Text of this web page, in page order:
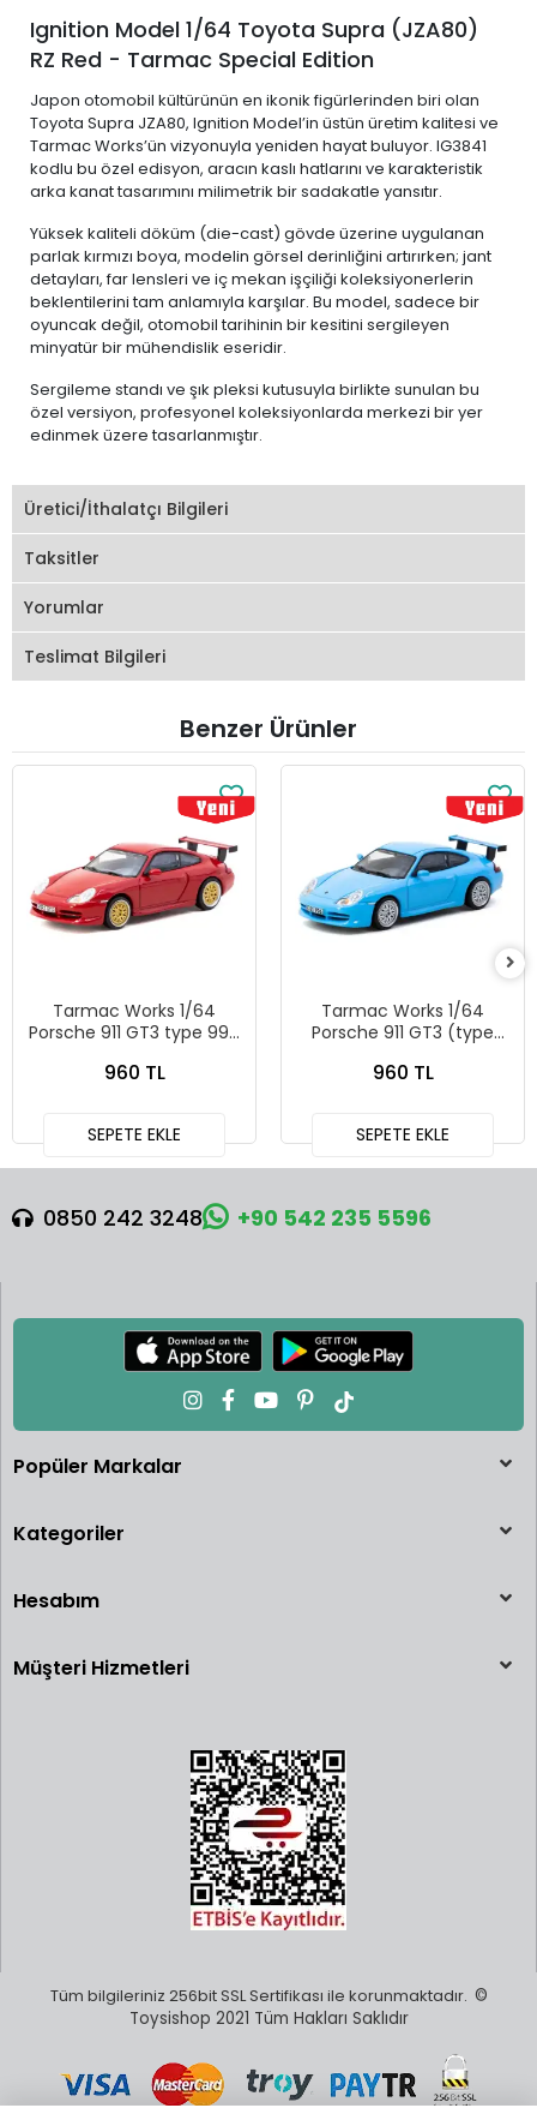
Ignition Model 1/64 Toyota Supra (JZA80)
RZ Red - Tarmac Special Edition
Japon otomobil kültürünün en ikonik figürlerinden biri olan
Toyota Supra JZA80, Ignition Model’in üstün üretim kalitesi ve
Tarmac Works’ün vizyonuyla yeniden hayat buluyor. IG3841
kodlu bu özel edisyon, aracın kaslı hatlarını ve karakteristik
arka kanat tasarımını milimetrik bir sadakatle yansıtır.
Yüksek kaliteli döküm (die-cast) gövde üzerine uygulanan
parlak kırmızı boya, modelin görsel derinliğini artırırken; jant
detayları, far lensleri ve iç mekan işçiliği koleksiyonerlerin
beklentilerini tam anlamıyla karşılar. Bu model, sadece bir
oyuncak değil, otomobil tarihinin bir kesitini sergileyen
minyatür bir mühendislik eseridir.
Sergileme standı ve şık pleksi kutusuyla birlikte sunulan bu
özel versiyon, profesyonel koleksiyonlarda merkezi bir yer
edinmek üzere tasarlanmıştır.
Üretici/İthalatçı Bilgileri
Taksitler
Yorumlar
Teslimat Bilgileri
Benzer Ürünler
Tarmac Works 1/64
Porsche 911 GT3 type 996
960 TL
SEPETE EKLE
Tarmac Works 1/64
Porsche 911 GT3 (type
Works X iXO Models
960 TL
SEPETE EKLE
0850 242 3248 +90 542 235 5596
Popüler Markalar
Kategoriler
Hesabım
Müşteri Hizmetleri
Tüm bilgileriniz 256bit SSL Sertifikası ile korunmaktadır. ©
Toysishop 2021 Tüm Hakları Saklıdır